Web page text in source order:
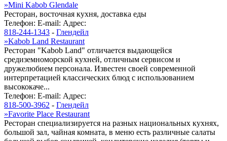
»Mini Kabob Glendale
Ресторан, восточная кухня, доставка еды
Телефон: E-mail: Адрес:
818-244-1343 - Глендейл
»Kabob Land Restaurant
Ресторан "Kabob Land" отличается выдающейся
средиземноморской кухней, отличным сервисом и
дружелюбием персонала. Известен своей современной
интерпретацией классических блюд с использованием
высококаче...
Телефон: E-mail: Адрес:
818-500-3962 - Глендейл
»Favorite Place Restaurant
Ресторан специализируется на разных национальных кухнях,
большой зал, чайная комната, в меню есть различные салаты